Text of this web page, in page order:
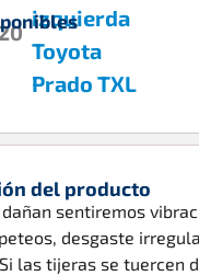
izquierda
Toyota
Prado TXL
del producto
dañan sentiremos
desgaste
las tijeras se tuercen